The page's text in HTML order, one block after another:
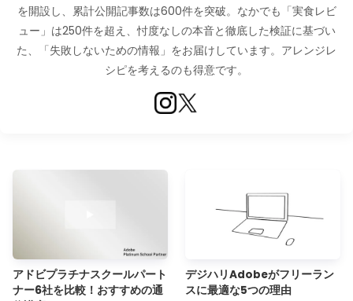
を開設し、累計公開記事数は600件を突破。なかでも「実食レビ
ュー」は250件を超え、忖度なしの本音と徹底した検証に基づい
た、「失敗しないための情報」をお届けしています。アレンジレ
シピを考えるのも得意です。
アドビプラチナスクールパート
ナー6社を比較！おすすめの通
デジハリAdobeがフリーラン
スに最適な5つの理由